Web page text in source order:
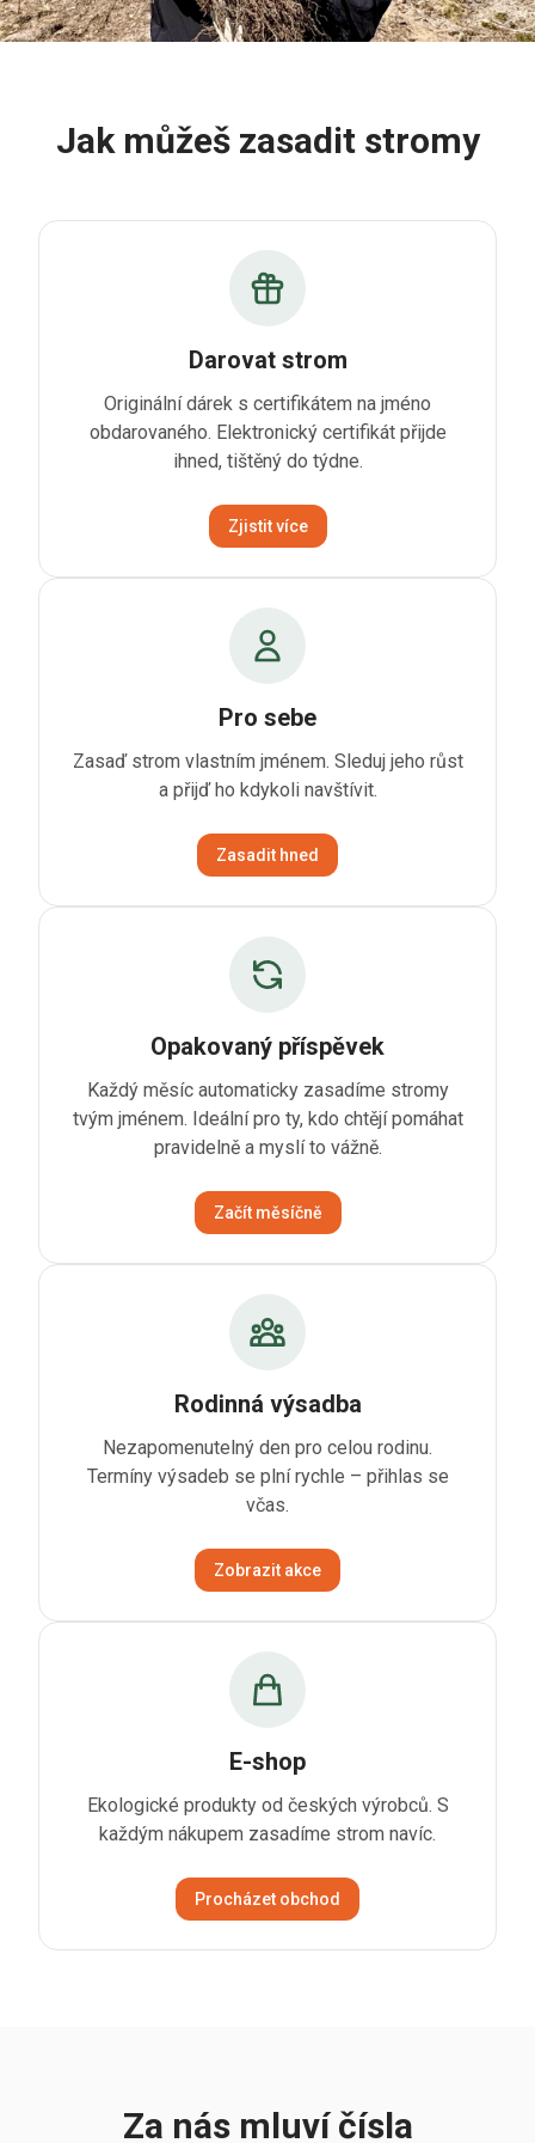
Jak můžeš zasadit stromy
Darovat strom
Originální dárek s certifikátem na jméno
obdarovaného. Elektronický certifikát přijde
ihned, tištěný do týdne.
Zjistit více
Pro sebe
Zasaď strom vlastním jménem. Sleduj jeho růst
a přijď ho kdykoli navštívit.
Zasadit hned
Opakovaný příspěvek
Každý měsíc automaticky zasadíme stromy
tvým jménem. Ideální pro ty, kdo chtějí pomáhat
pravidelně a myslí to vážně.
Začít měsíčně
Rodinná výsadba
Nezapomenutelný den pro celou rodinu.
Termíny výsadeb se plní rychle – přihlas se
včas.
Zobrazit akce
E-shop
Ekologické produkty od českých výrobců. S
každým nákupem zasadíme strom navíc.
Procházet obchod
Za nás mluví čísla